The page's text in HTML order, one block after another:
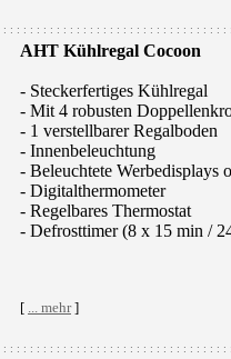
: : : : : : : : : : : : : : : : : : : : : : : : : : : : : : : : : :
AHT Kühlregal Cocoon
- Steckerfertiges Kühlregal
- Mit 4 robusten
- 1 verstellbarer Regalboden
- Innenbeleuchtung
- Beleuchtete Werbedisplays
- Digitalthermometer
- Regelbares Thermostat
- Defrosttimer (8 x 15 min /
[ ... mehr]
: : : : : : : : : : : : : : : : : : : : : : : : : : : : : : : : : :